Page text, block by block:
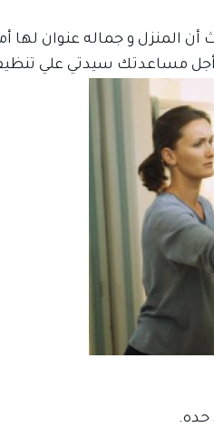
المنزل و جماله عنوان لها
أجل مساعدتك سيدتي علي
حده.